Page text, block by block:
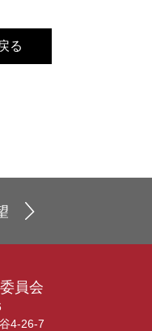
る
員会
4-26-7